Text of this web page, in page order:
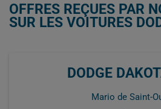
OFFRES REÇUES PAR
SUR LES VOITURES
DODGE
Mario de Saint-